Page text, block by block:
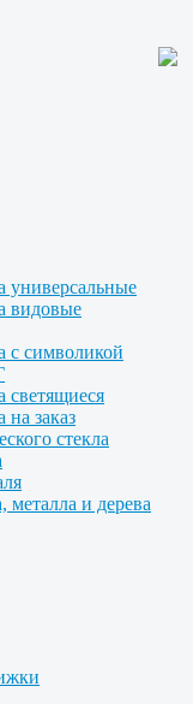
универсальные
видовые
с символикой
светящиеся
заказ
стекла
металла и дерева